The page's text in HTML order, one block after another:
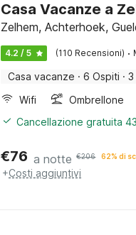
Casa Vacanze a
Zelhem, Achterhoek,
4.2 / 5 (110 Recensioni) ·
Casa vacanze · 6 Ospiti ·
Wifi
Ombrellone
Cancellazione gratuita
€76 a notte €206 62% di
+Costi aggiuntivi